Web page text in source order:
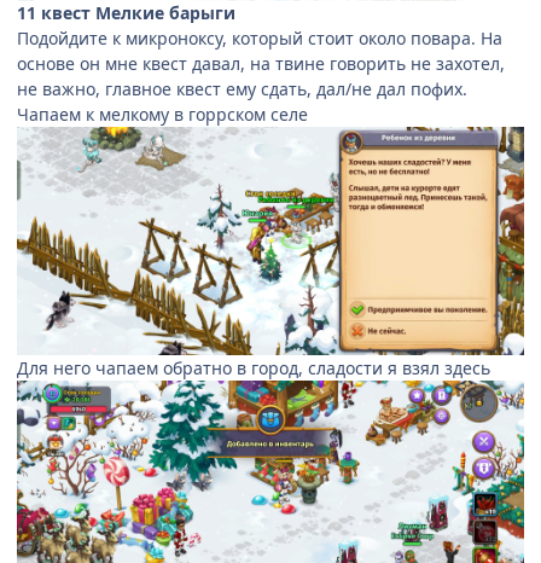
11 квест Мелкие барыги
Подойдите к микроноксу, который стоит около повара. На
основе он мне квест давал, на твине говорить не захотел,
не важно, главное квест ему сдать, дал/не дал пофих.
Чапаем к мелкому в горрском селе
Для него чапаем обратно в город, сладости я взял здесь